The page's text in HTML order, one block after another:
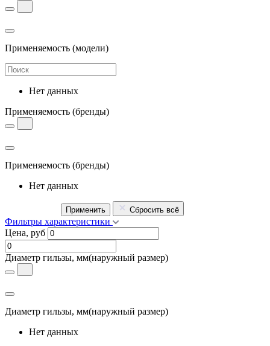
Применяемость (модели)
Нет данных
Применяемость (бренды)
Применяемость (бренды)
Нет данных
Применить Сбросить всё
Фильтры характеристики
Цена, руб
Диаметр гильзы, мм(наружный размер)
Диаметр гильзы, мм(наружный размер)
Нет данных